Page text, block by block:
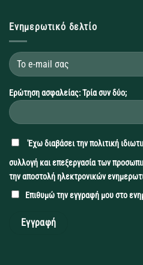
Ενημερωτικό δελτίο
Ερώτηση ασφαλείας: Τρία συν δύο;
'Εχω διαβάσει τηνπολιτική
συλλογή και επεξεργασία των
την αποστολή ηλεκτρονικών
Επιθυμώ την εγγραφή μου στο